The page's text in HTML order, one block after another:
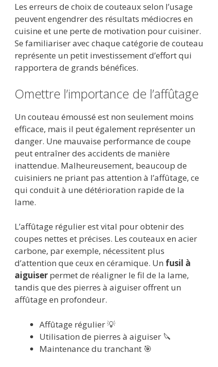
Les erreurs de choix de couteaux selon l’usage
peuvent engendrer des résultats médiocres en
cuisine et une perte de motivation pour cuisiner.
Se familiariser avec chaque catégorie de couteau
représente un petit investissement d’effort qui
rapportera de grands bénéfices.
Omettre l’importance de l’affûtage
Un couteau émoussé est non seulement moins
efficace, mais il peut également représenter un
danger. Une mauvaise performance de coupe
peut entraîner des accidents de manière
inattendue. Malheureusement, beaucoup de
cuisiniers ne priant pas attention à l’affûtage, ce
qui conduit à une détérioration rapide de la
lame.
L’affûtage régulier est vital pour obtenir des
coupes nettes et précises. Les couteaux en acier
carbone, par exemple, nécessitent plus
d’attention que ceux en céramique. Un fusil à
aiguiser permet de réaligner le fil de la lame,
tandis que des pierres à aiguiser offrent un
affûtage en profondeur.
Affûtage régulier 💡
Utilisation de pierres à aiguiser 🔪
Maintenance du tranchant 🎯